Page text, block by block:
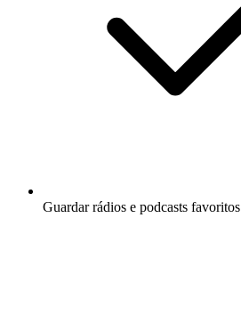
Guardar rádios e podcasts favoritos